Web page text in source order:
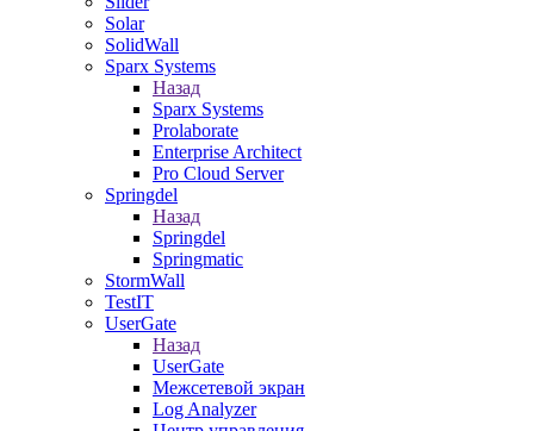
Solar
SolidWall
Sparx Systems
Назад
Sparx Systems
Prolaborate
Enterprise Architect
Pro Cloud Server
Springdel
Назад
Springdel
Springmatic
StormWall
TestIT
UserGate
Назад
UserGate
Межсетевой экран
Log Analyzer